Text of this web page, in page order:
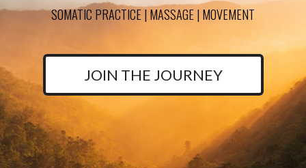
SOMATIC PRACTICE | MASSAGE | MOVEMENT
JOIN THE JOURNEY